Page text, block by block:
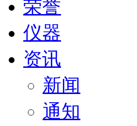
荣誉
仪器
资讯
新闻
通知